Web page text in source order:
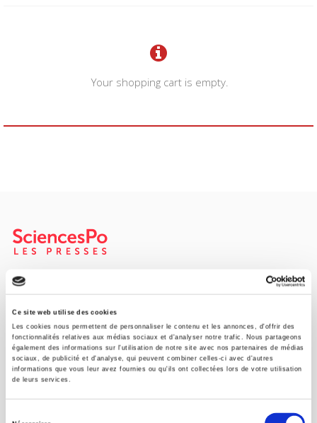
Ce site web utilise des cookies
Les cookies nous permettent de personnaliser le contenu et les annonces, d'offrir des
fonctionnalités relatives aux médias sociaux et d'analyser notre trafic. Nous partageons
également des informations sur l'utilisation de notre site avec nos partenaires de médias
sociaux, de publicité et d'analyse, qui peuvent combiner celles-ci avec d'autres
informations que vous leur avez fournies ou qu'ils ont collectées lors de votre utilisation
de leurs services.
Your shopping cart is empty.
SCIENCES PO UNIVERSITY PRESS has a threefold role: to publish
original research, to edit reference works for student use, and to
help public and political debate.
CONTACTS
FOREIGN RIGHTS
FOR BOOKSHOPS